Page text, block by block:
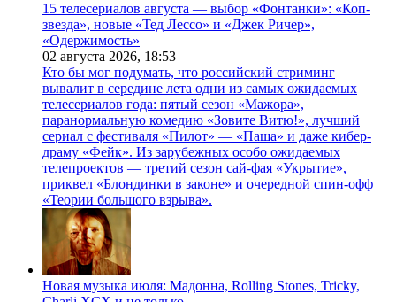
15 телесериалов августа — выбор «Фонтанки»: «Коп-
звезда», новые «Тед Лессо» и «Джек Ричер»,
«Одержимость»
02 августа 2026, 18:53
Кто бы мог подумать, что российский стриминг
вывалит в середине лета одни из самых ожидаемых
телесериалов года: пятый сезон «Мажора»,
паранормальную комедию «Зовите Витю!», лучший
сериал с фестиваля «Пилот» — «Паша» и даже кибер-
драму «Фейк». Из зарубежных особо ожидаемых
телепроектов — третий сезон сай-фая «Укрытие»,
приквел «Блондинки в законе» и очередной спин-офф
«Теории большого взрыва».
Новая музыка июля: Мадонна, Rolling Stones, Tricky,